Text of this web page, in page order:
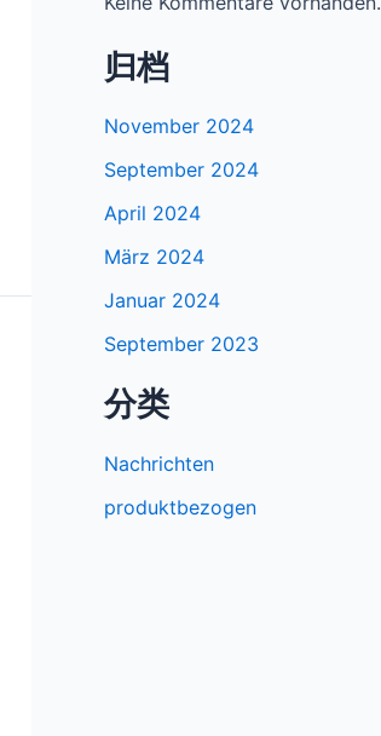
归档
November 2024
September 2024
April 2024
März 2024
Januar 2024
September 2023
分类
Nachrichten
produktbezogen